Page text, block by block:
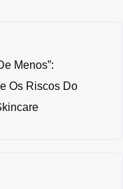
Menos”:
Os Riscos Do